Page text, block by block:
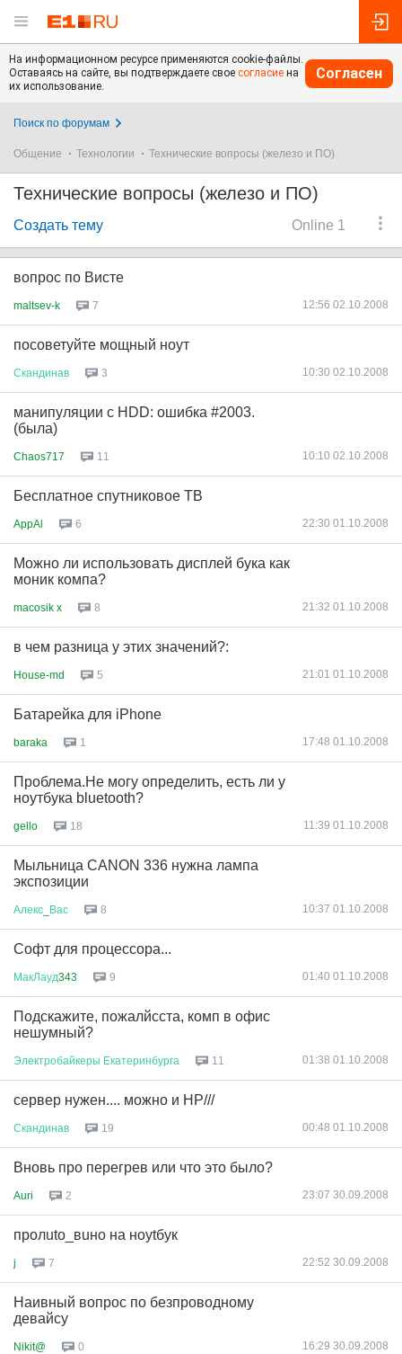
На информационном ресурсе применяются cookie-файлы.
Оставаясь на сайте, вы подтверждаете свое согласие на
их использование.
Согласен
Поиск по форумам
Общение Технологии Технические вопросы (железо и ПО)
Технические вопросы (железо и ПО)
Online 1
Создать тему
вопрос по Висте
maltsev-k 7 12:56 02.10.2008
посоветуйте мощный ноут
Скандинав 3 10:30 02.10.2008
манипуляции с HDD: ошибка #2003.
(была)
Chaos717 11 10:10 02.10.2008
Бесплатное спутниковое ТВ
AppAl 6 22:30 01.10.2008
Можно ли использовать дисплей бука как
моник компа?
macosik x 8 21:32 01.10.2008
в чем разница у этих значений?:
House-md 5 21:01 01.10.2008
Батарейка для iPhone
baraka 1 17:48 01.10.2008
Проблема.Не могу определить, есть ли у
ноутбука bluetooth?
gello 18 11:39 01.10.2008
Мыльница CANON 336 нужна лампа
экспозиции
Алекс Вас 8 10:37 01.10.2008
Софт для процессора...
МакЛауд343 9 01:40 01.10.2008
Подскажите, пожалйсста, комп в офис
нешумный?
Электробайкеры Екатеринбурга 11 01:38 01.10.2008
сервер нужен.... можно и HP///
Скандинав 19 00:48 01.10.2008
Вновь про перегрев или что это было?
Auri 2 23:07 30.09.2008
пролuto_вuно на ноуtбук
j 7 22:52 30.09.2008
Наивный вопрос по безпроводному
девайсу
Nikit@ 0 16:29 30.09.2008